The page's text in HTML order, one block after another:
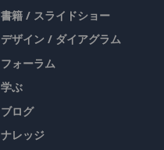
書籍 / スライドショー
デザイン / ダイアグラム
フォーラム
学ぶ
ブログ
ナレッジ